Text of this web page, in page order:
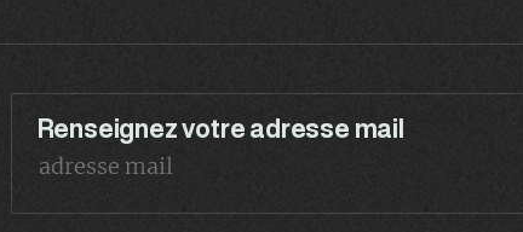
Renseignez votre adresse mail